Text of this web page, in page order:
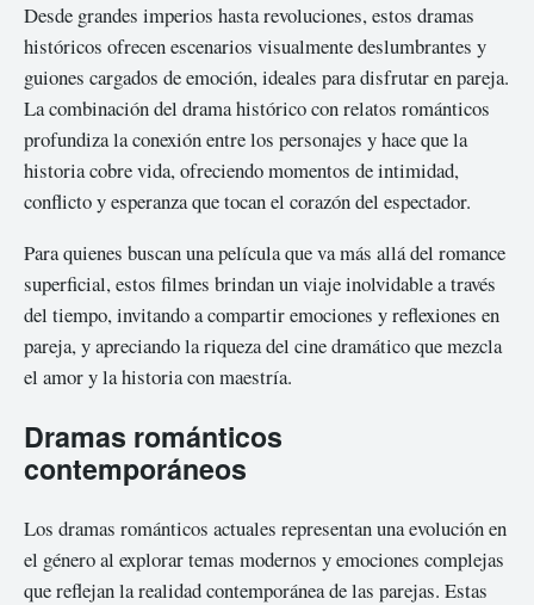
Desde grandes imperios hasta revoluciones, estos dramas
históricos ofrecen escenarios visualmente deslumbrantes y
guiones cargados de emoción, ideales para disfrutar en pareja.
La combinación del drama histórico con relatos románticos
profundiza la conexión entre los personajes y hace que la
historia cobre vida, ofreciendo momentos de intimidad,
conflicto y esperanza que tocan el corazón del espectador.
Para quienes buscan una película que va más allá del romance
superficial, estos filmes brindan un viaje inolvidable a través
del tiempo, invitando a compartir emociones y reflexiones en
pareja, y apreciando la riqueza del cine dramático que mezcla
el amor y la historia con maestría.
Dramas románticos
contemporáneos
Los dramas románticos actuales representan una evolución en
el género al explorar temas modernos y emociones complejas
que reflejan la realidad contemporánea de las parejas. Estas